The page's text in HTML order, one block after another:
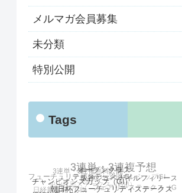
メルマガ会員募集
未分類
特別公開
Tags